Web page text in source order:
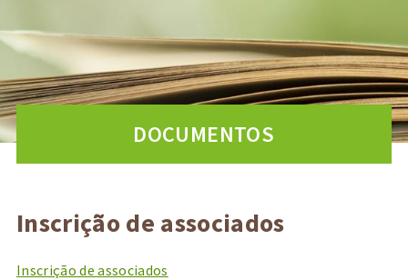
DOCUMENTOS
Inscrição de associados
Inscrição de associados